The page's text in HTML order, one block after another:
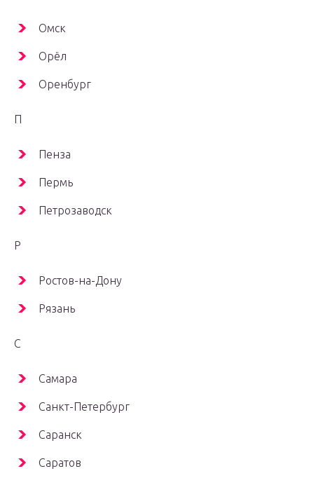
Омск
Орёл
Оренбург
П
Пенза
Пермь
Петрозаводск
Р
Ростов-на-Дону
Рязань
С
Самара
Санкт-Петербург
Саранск
Саратов